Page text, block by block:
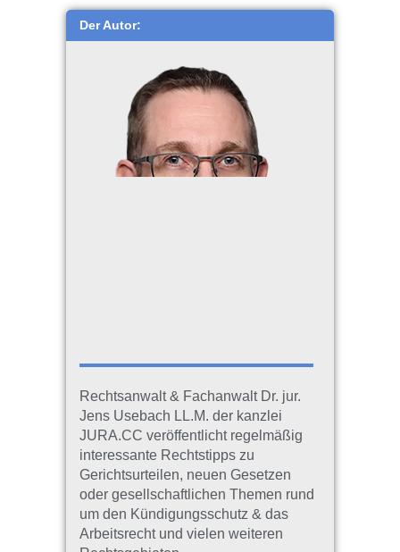
Der Autor:
Rechtsanwalt & Fachanwalt Dr. jur.
Jens Usebach LL.M. der kanzlei
JURA.CC veröffentlicht regelmäßig
interessante Rechtstipps zu
Gerichtsurteilen, neuen Gesetzen
oder gesellschaftlichen Themen rund
um den Kündigungsschutz & das
Arbeitsrecht und vielen weiteren